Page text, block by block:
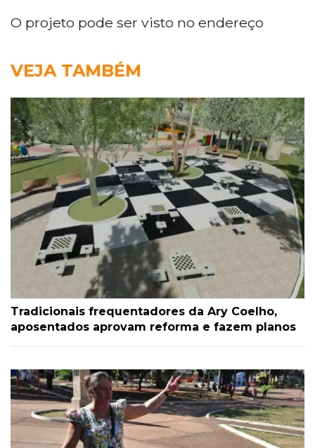
O projeto pode ser visto no endereço
VEJA TAMBÉM
Tradicionais frequentadores da Ary Coelho,
aposentados aprovam reforma e fazem planos